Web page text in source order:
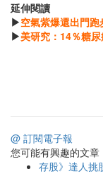
延伸閱讀
▶空氣紫爆還出門
▶美研究：14％糖
@ 訂閱電子報
您可能有興趣的文章
存股》達人挑